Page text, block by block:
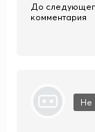
До
комментария
Не